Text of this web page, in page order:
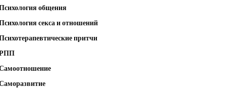
общения
секса и отношений
притчи